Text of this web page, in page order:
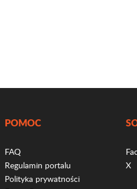
POMOC
FAQ
Regulamin portalu
Polityka prywatności
X